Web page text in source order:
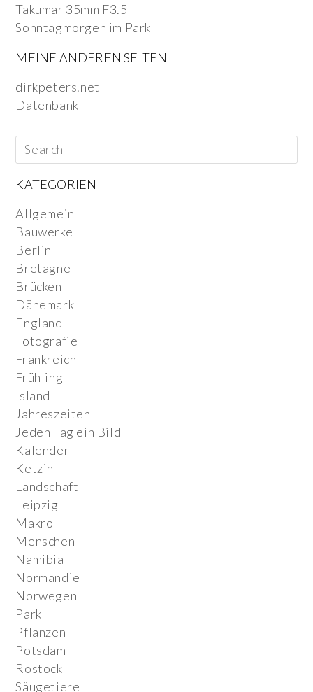
Takumar 35mm F3.5
Sonntagmorgen im Park
MEINE ANDEREN SEITEN
dirkpeters.net
Datenbank
KATEGORIEN
Allgemein
Bauwerke
Berlin
Bretagne
Brücken
Dänemark
England
Fotografie
Frankreich
Frühling
Island
Jahreszeiten
Jeden Tag ein Bild
Kalender
Ketzin
Landschaft
Leipzig
Makro
Menschen
Namibia
Normandie
Norwegen
Park
Pflanzen
Potsdam
Rostock
Säugetiere